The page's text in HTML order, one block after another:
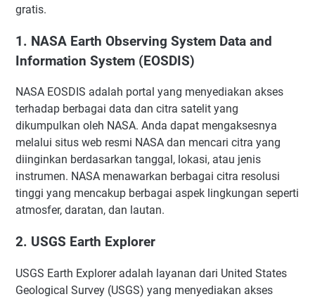
gratis.
1. NASA Earth Observing System Data and
Information System (EOSDIS)
NASA EOSDIS adalah portal yang menyediakan akses
terhadap berbagai data dan citra satelit yang
dikumpulkan oleh NASA. Anda dapat mengaksesnya
melalui situs web resmi NASA dan mencari citra yang
diinginkan berdasarkan tanggal, lokasi, atau jenis
instrumen. NASA menawarkan berbagai citra resolusi
tinggi yang mencakup berbagai aspek lingkungan seperti
atmosfer, daratan, dan lautan.
2. USGS Earth Explorer
USGS Earth Explorer adalah layanan dari United States
Geological Survey (USGS) yang menyediakan akses